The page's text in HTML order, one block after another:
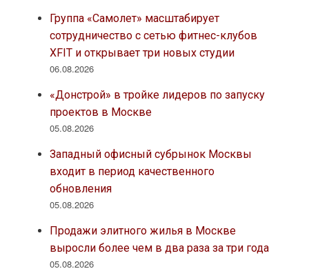
Группа «Самолет» масштабирует
сотрудничество с сетью фитнес-клубов
XFIT и открывает три новых студии
06.08.2026
«Донстрой» в тройке лидеров по запуску
проектов в Москве
05.08.2026
Западный офисный субрынок Москвы
входит в период качественного
обновления
05.08.2026
Продажи элитного жилья в Москве
выросли более чем в два раза за три года
05.08.2026